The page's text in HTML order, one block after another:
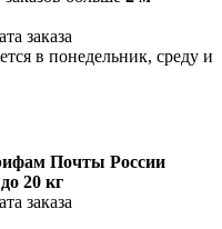
заказа
в понедельник, среду и
Почты России
до 20 кг
заказа